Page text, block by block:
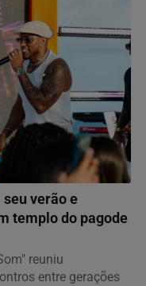
seu verão e
templo do pagode
reuniu
entre gerações